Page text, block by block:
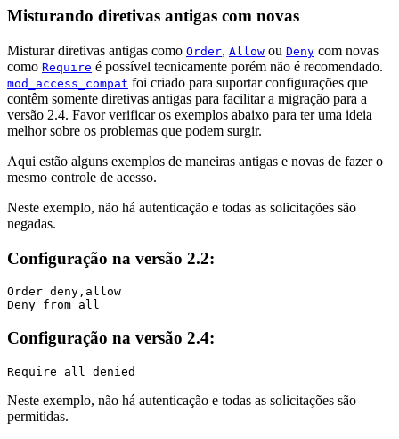
Misturando diretivas antigas com novas
Misturar diretivas antigas como Order, Allow ou Deny com novas
como Require é possível tecnicamente porém não é recomendado.
mod_access_compat foi criado para suportar configurações que
contêm somente diretivas antigas para facilitar a migração para a
versão 2.4. Favor verificar os exemplos abaixo para ter uma ideia
melhor sobre os problemas que podem surgir.
Aqui estão alguns exemplos de maneiras antigas e novas de fazer o
mesmo controle de acesso.
Neste exemplo, não há autenticação e todas as solicitações são
negadas.
Configuração na versão 2.2:
Order deny,allow
Deny from all
Configuração na versão 2.4:
Require all denied
Neste exemplo, não há autenticação e todas as solicitações são
permitidas.